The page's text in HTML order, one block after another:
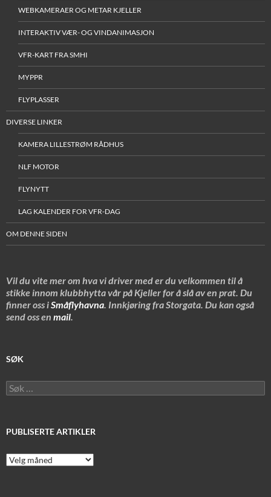
WEBKAMERAER OG METAR KJELLER
INTERAKTIV VÆR- OG VINDANIMASJON
VFR-KART FRA SMHI
MYPPR
FLYPLASSER
DIVERSE LINKER
KAMERA LILLESTRØM RÅDHUS
NLF MOTOR
FLYNYTT
LAG KALENDER FOR VFR-DAG
OM DENNE SIDEN
Vil du vite mer om hva vi driver med er du velkommen til å
stikke innom klubbhytta vår på Kjeller for å slå av en prat. Du
finner oss iSmåflyhavna. Innkjøring fra Storgata. Du kan også
send oss en mail.
SØK
Søk
etter:
PUBLISERTE ARTIKLER
Publiserte
artikler